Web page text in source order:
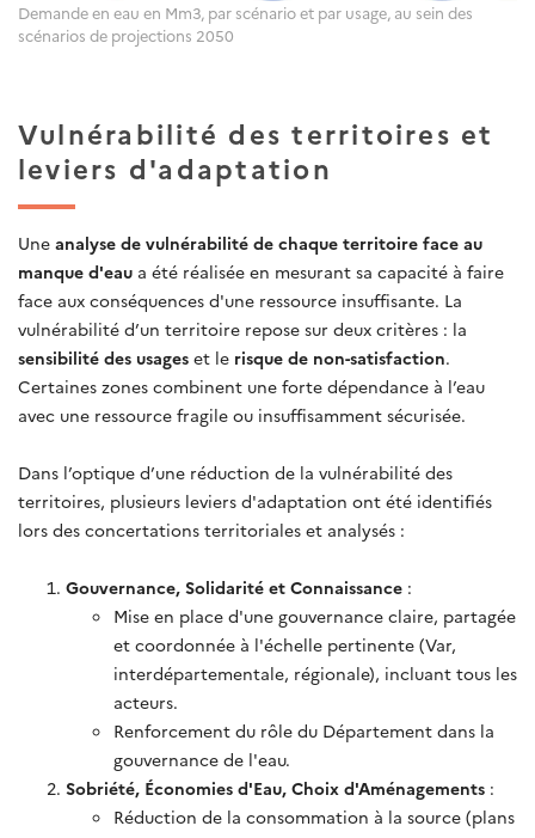
Demande en eau en Mm3, par scénario et par usage, au sein des
scénarios de projections 2050
Vulnérabilité des territoires et
leviers d'adaptation
Une analyse de vulnérabilité de chaque territoire face au
manque d'eau a été réalisée en mesurant sa capacité à faire
face aux conséquences d'une ressource insuffisante. La
vulnérabilité d’un territoire repose sur deux critères : la
sensibilité des usages et le risque de non-satisfaction.
Certaines zones combinent une forte dépendance à l’eau
avec une ressource fragile ou insuffisamment sécurisée.
Dans l’optique d’une réduction de la vulnérabilité des
territoires, plusieurs leviers d'adaptation ont été identifiés
lors des concertations territoriales et analysés :
Gouvernance, Solidarité et Connaissance :
Mise en place d'une gouvernance claire, partagée
et coordonnée à l'échelle pertinente (Var,
interdépartementale, régionale), incluant tous les
acteurs.
Renforcement du rôle du Département dans la
gouvernance de l'eau.
Sobriété, Économies d'Eau, Choix d'Aménagements :
Réduction de la consommation à la source (plans